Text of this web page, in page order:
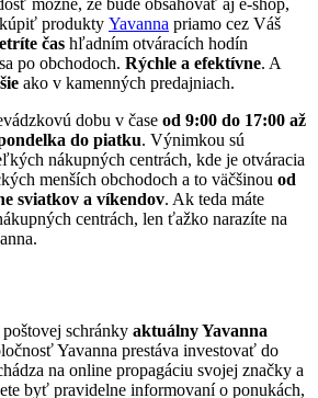
produkty Yavanna priamo cez Váš
čas hľadním otváracích hodín
po obchodoch. Rýchle a efektívne. A
ako v kamenných predajniach.
dobu v čase od 9:00 do 17:00 až
do piatku. Výnimkou sú
nákupných centrách, kde je otváracia
menších obchodoch a to väčšinou od
sviatkov a víkendov. Ak teda máte
centrách, len ťažko narazíte na
schránky aktuálny Yavanna
Yavanna prestáva investovať do
na online propagáciu svojej značky a
byť pravidelne informovaní o ponukách,